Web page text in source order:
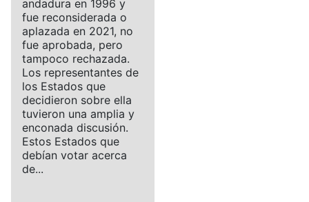
andadura en 1996 y
fue reconsiderada o
aplazada en 2021, no
fue aprobada, pero
tampoco rechazada.
Los representantes de
los Estados que
decidieron sobre ella
tuvieron una amplia y
enconada discusión.
Estos Estados que
debían votar acerca
de...